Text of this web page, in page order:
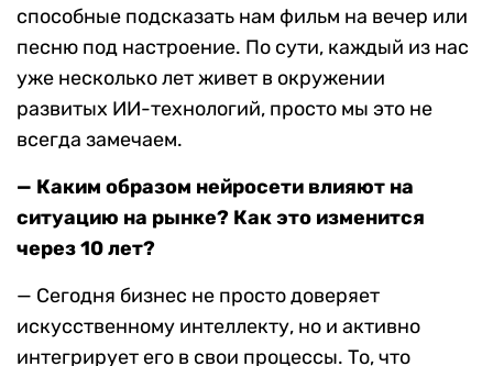
способные подсказать нам фильм на вечер или
песню под настроение. По сути, каждый из нас
уже несколько лет живет в окружении
развитых ИИ-технологий, просто мы это не
всегда замечаем.
— Каким образом нейросети влияют на
ситуацию на рынке? Как это изменится
через 10 лет?
— Сегодня бизнес не просто доверяет
искусственному интеллекту, но и активно
интегрирует его в свои процессы. То, что